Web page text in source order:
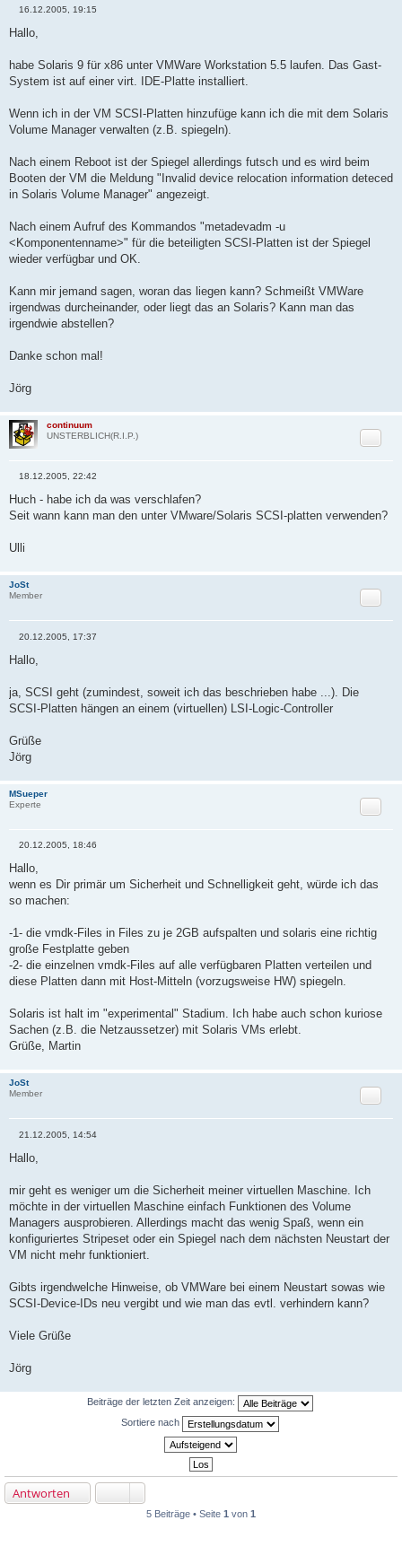
e
i
a
g
16.12.2005, 19:15
Hallo,
habe Solaris 9 für x86 unter VMWare Workstation 5.5 laufen. Das Gast-
System ist auf einer virt. IDE-Platte installiert.
Wenn ich in der VM SCSI-Platten hinzufüge kann ich die mit dem Solaris
Volume Manager verwalten (z.B. spiegeln).
Nach einem Reboot ist der Spiegel allerdings futsch und es wird beim
Booten der VM die Meldung "Invalid device relocation information deteced
in Solaris Volume Manager" angezeigt.
Nach einem Aufruf des Kommandos "metadevadm -u
<Komponentenname>" für die beteiligten SCSI-Platten ist der Spiegel
wieder verfügbar und OK.
Kann mir jemand sagen, woran das liegen kann? Schmeißt VMWare
irgendwas durcheinander, oder liegt das an Solaris? Kann man das
irgendwie abstellen?
Danke schon mal!
Jörg
continuum
UNSTERBLICH(R.I.P.)
Zitat
i
t
g
18.12.2005, 22:42
Huch - habe ich da was verschlafen?
Seit wann kann man den unter VMware/Solaris SCSI-platten verwenden?
Ulli
JoSt
Member
Zitat
e
i
a
g
20.12.2005, 17:37
Hallo,
ja, SCSI geht (zumindest, soweit ich das beschrieben habe ...). Die
SCSI-Platten hängen an einem (virtuellen) LSI-Logic-Controller
Grüße
Jörg
MSueper
Experte
Zitat
e
i
t
a
20.12.2005, 18:46
Hallo,
wenn es Dir primär um Sicherheit und Schnelligkeit geht, würde ich das
so machen:
-1- die vmdk-Files in Files zu je 2GB aufspalten und solaris eine richtig
große Festplatte geben
-2- die einzelnen vmdk-Files auf alle verfügbaren Platten verteilen und
diese Platten dann mit Host-Mitteln (vorzugsweise HW) spiegeln.
Solaris ist halt im "experimental" Stadium. Ich habe auch schon kuriose
Sachen (z.B. die Netzaussetzer) mit Solaris VMs erlebt.
Grüße, Martin
JoSt
Member
Zitat
e
i
r
a
g
21.12.2005, 14:54
Hallo,
mir geht es weniger um die Sicherheit meiner virtuellen Maschine. Ich
möchte in der virtuellen Maschine einfach Funktionen des Volume
Managers ausprobieren. Allerdings macht das wenig Spaß, wenn ein
konfiguriertes Stripeset oder ein Spiegel nach dem nächsten Neustart der
VM nicht mehr funktioniert.
Gibts irgendwelche Hinweise, ob VMWare bei einem Neustart sowas wie
SCSI-Device-IDs neu vergibt und wie man das evtl. verhindern kann?
Viele Grüße
Jörg
Beiträge der letzten Zeit anzeigen:
Sortiere nach
Antworten
5 Beiträge • Seite 1 von 1